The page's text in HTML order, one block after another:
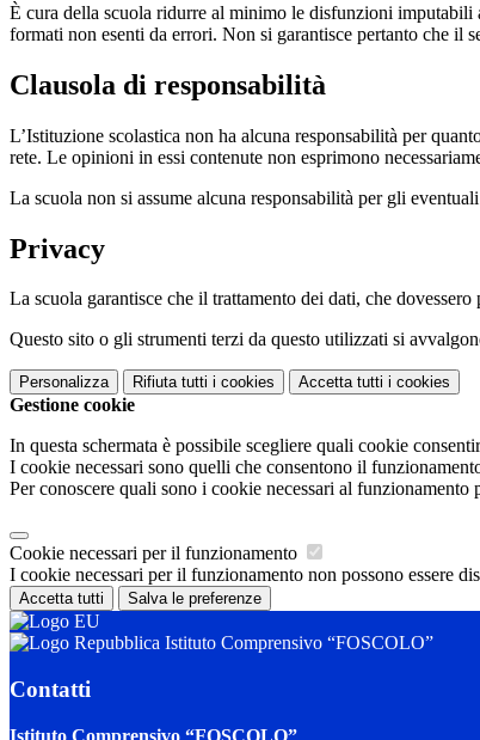
È cura della scuola ridurre al minimo le disfunzioni imputabili
formati non esenti da errori. Non si garantisce pertanto che
Clausola di responsabilità
L’Istituzione scolastica non ha alcuna responsabilità per
rete. Le opinioni in essi contenute non esprimono
La scuola non si assume alcuna responsabilità per gli
Privacy
La scuola garantisce che il trattamento dei dati, che
Questo sito o gli strumenti terzi da questo utilizzati si
Personalizza Rifiuta tutti i cookies Accetta tutti i cookies
Gestione cookie
In questa schermata è possibile scegliere quali cookie
I cookie necessari sono quelli che consentono il
Per conoscere quali sono i cookie necessari al funzionamento
Cookie necessari per il funzionamento
I cookie necessari per il funzionamento non possono essere
Accetta tutti Salva le preferenze
Istituto Comprensivo “FOSCOLO”
Contatti
Istituto Comprensivo “FOSCOLO”